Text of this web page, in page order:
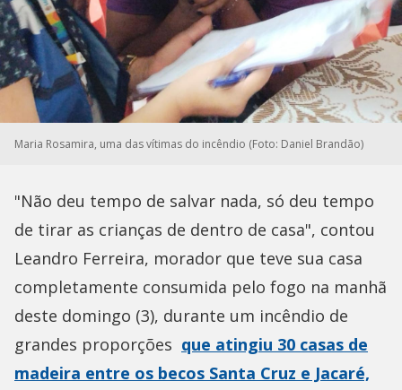
Maria Rosamira, uma das vítimas do incêndio (Foto: Daniel Brandão)
"Não deu tempo de salvar nada, só deu tempo
de tirar as crianças de dentro de casa", contou
Leandro Ferreira, morador que teve sua casa
completamente consumida pelo fogo na manhã
deste domingo (3), durante um incêndio de
grandes proporções que atingiu 30 casas de
madeira entre os becos Santa Cruz e Jacaré,